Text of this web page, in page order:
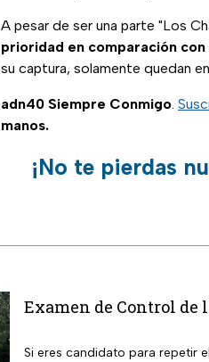
A pesar de ser una parte "Los
prioridad en comparación con
su captura, solamente quedan
adn40 Siempre Conmigo.
manos.
¡No te pierdas
Examen de Control de
Si eres candidato para repetir